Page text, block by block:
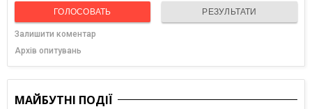
ГОЛОСОВАТЬ РЕЗУЛЬТАТИ
Залишити коментар
Архів опитувань
МАЙБУТНІ ПОДІЇ